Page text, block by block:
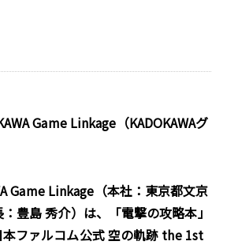
Game Linkage（KADOKAWAグ
Game Linkage（本社：東京都文京
豊島 秀介）は、「電撃の攻略本」
ファルコム公式 空の軌跡 the 1st